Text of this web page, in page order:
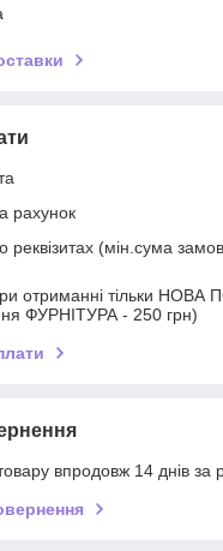
рахунок
реквізитах (мін.сума
отриманні тільки НОВА
ФУРНІТУРА - 250 грн)
впродовж 14 днів за